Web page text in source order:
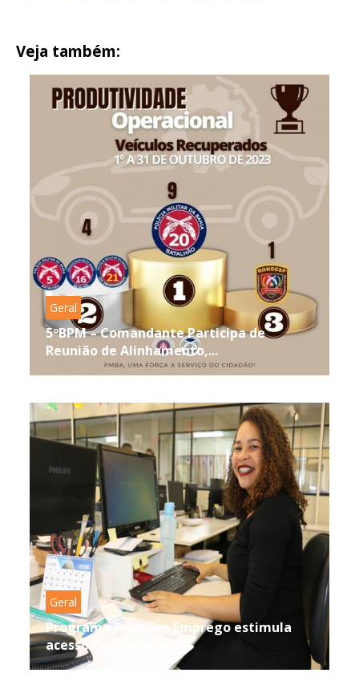
Veja também:
Geral
5ºBPM – Comandante Participa de
Reunião de Alinhamento,...
Geral
Programa Primeiro Emprego estimula
acesso de jovens à...